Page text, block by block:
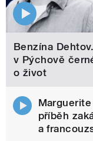
Benzína
v Pýchově
o život
příběh
a